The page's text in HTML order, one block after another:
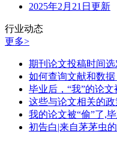
2025年2月21日更新
行业动态
更多>
期刊论文投稿时间选
如何查询文献和数据
毕业后，“我”的论文
这些与论文相关的
我的论文被“偷”了,
初告白|来自茅茅虫的